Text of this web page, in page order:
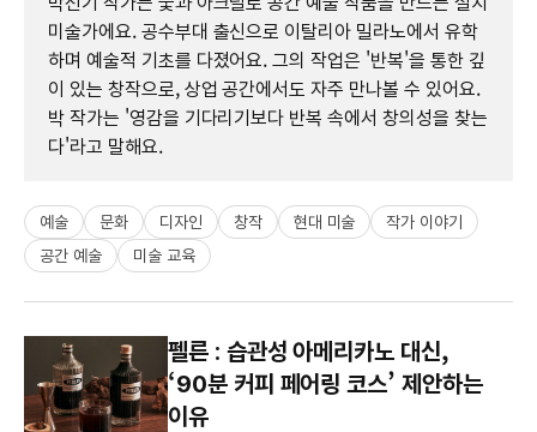
미술가에요. 공수부대 출신으로 이탈리아 밀라노에서 유학
하며 예술적 기초를 다졌어요. 그의 작업은 '반복'을 통한 깊
이 있는 창작으로, 상업 공간에서도 자주 만나볼 수 있어요.
박 작가는 '영감을 기다리기보다 반복 속에서 창의성을 찾는
다'라고 말해요.
예술 문화 디자인 창작 현대 미술
작가 이야기
공간 예술
미술 교육
펠른 : 습관성 아메리카노 대신,
‘90분 커피 페어링 코스’ 제안하는
이유